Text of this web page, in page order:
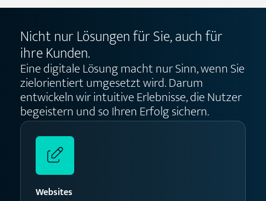
Nicht nur Lösungen für Sie, auch für
ihre Kunden.
Eine digitale Lösung macht nur Sinn, wenn Sie
zielorientiert umgesetzt wird. Darum
entwickeln wir intuitive Erlebnisse, die Nutzer
begeistern und so Ihren Erfolg sichern.
Websites